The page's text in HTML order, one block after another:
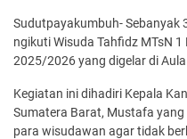
Sudutpayakumbuh-
ngikuti Wisuda Tahfidz MTsN
2025/2026 yang digelar di
Kegiatan ini dihadiri Kepala
Sumatera Barat, Mustafa
para wi­sudawan agar tidak